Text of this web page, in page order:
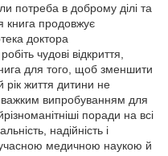
потреба в доброму ділі та
книга продовжує
доктора
чудові відкриття,
для того, щоб зменшити
життя дитини не
важким випробуванням для
поради на всі
надійність і
медичною наукою й